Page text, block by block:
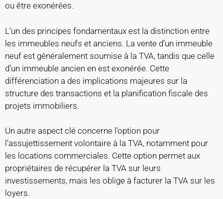
ou être exonérées.
L’un des principes fondamentaux est la distinction entre
les immeubles neufs et anciens. La vente d’un immeuble
neuf est généralement soumise à la TVA, tandis que celle
d’un immeuble ancien en est exonérée. Cette
différenciation a des implications majeures sur la
structure des transactions et la planification fiscale des
projets immobiliers.
Un autre aspect clé concerne l’option pour
l’assujettissement volontaire à la TVA, notamment pour
les locations commerciales. Cette option permet aux
propriétaires de récupérer la TVA sur leurs
investissements, mais les oblige à facturer la TVA sur les
loyers.